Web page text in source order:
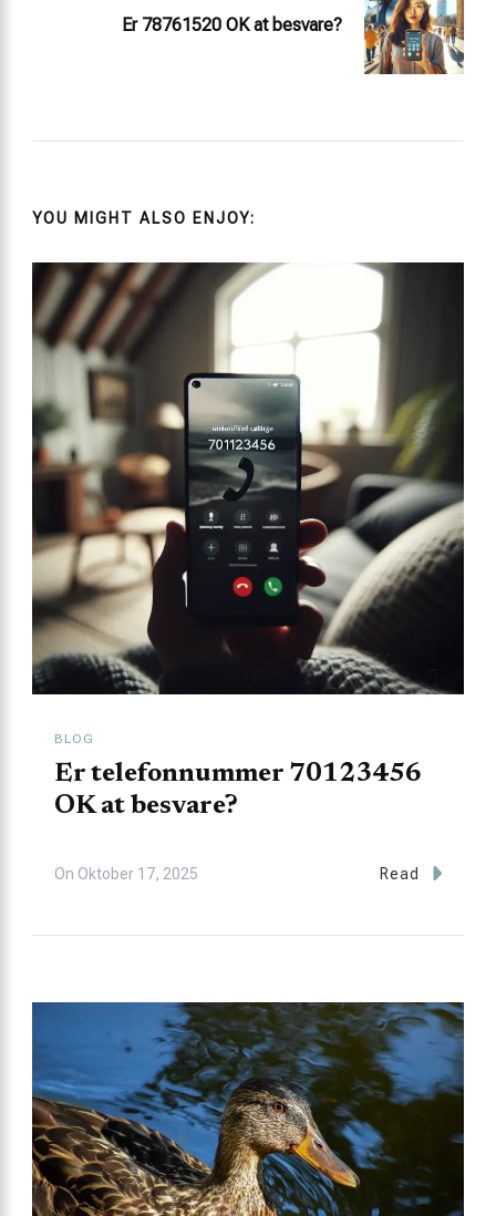
Er 78761520 OK at besvare?
YOU MIGHT ALSO ENJOY:
BLOG
Er telefonnummer 70123456
OK at besvare?
On Oktober 17, 2025 Read